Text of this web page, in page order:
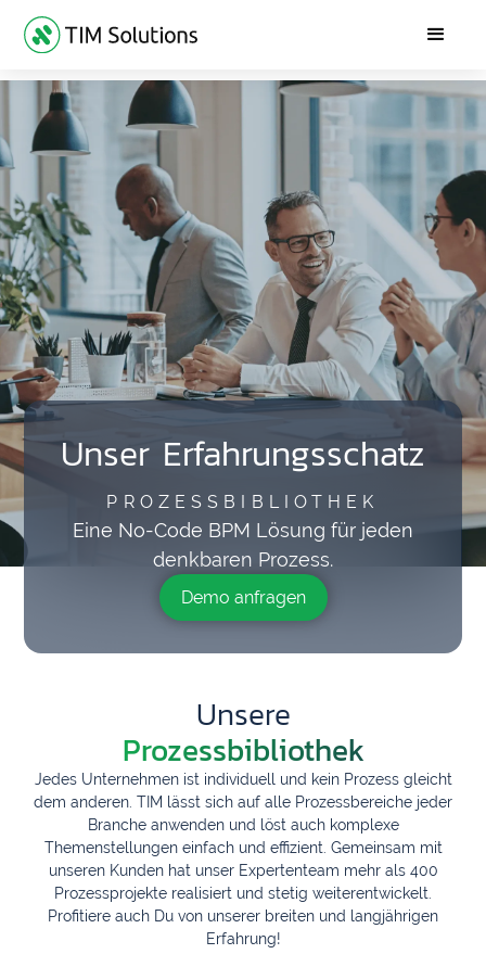
Unser Erfahrungsschatz
PROZESSBIBLIOTHEK
Eine No-Code BPM Lösung für jeden
denkbaren Prozess.
Demo anfragen
Unsere
Prozessbibliothek
Jedes Unternehmen ist individuell und kein Prozess gleicht
dem anderen. TIM lässt sich auf alle Prozessbereiche jeder
Branche anwenden und löst auch komplexe
Themenstellungen einfach und effizient. Gemeinsam mit
unseren Kunden hat unser Expertenteam mehr als 400
Prozessprojekte realisiert und stetig weiterentwickelt.
Profitiere auch Du von unserer breiten und langjährigen
Erfahrung!